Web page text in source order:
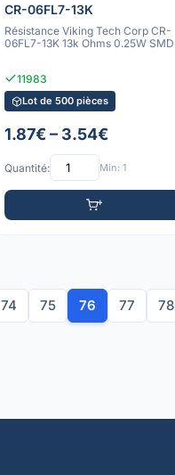
CR-06FL7-13K
Résistance Viking Tech Corp CR-
06FL7-13K 13k Ohms 0.25W SMD
11983
Lot de 500 pièces
1.87€ – 3.54€
Quantité: Min: 1
74 75 76 77 78